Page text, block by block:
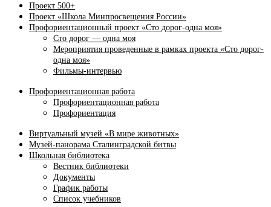
Проект 500+
Проект «Школа Минпросвещения России»
Профориентационный проект «Сто дорог-одна моя»
Сто дорог — одна моя
Мероприятия проведенные в рамках проекта «Сто дорог-
одна моя»
Фильмы-интервью
Профориентационная работа
Профориентационная работа
Профориентация
Виртуальный музей «В мире животных»
Музей-панорама Сталинградской битвы
Школьная библиотека
Вестник библиотеки
Документы
График работы
Список учебников